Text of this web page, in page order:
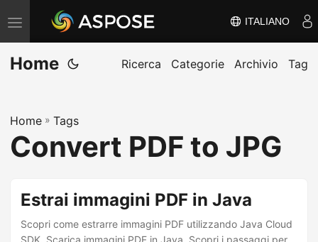
V
ä
x
n
a
ITALIANO
Home Ricerca Categorie Archivio Tag
Home » Tags
Convert PDF to JPG
Estrai immagini PDF in Java
Scopri come estrarre immagini PDF utilizzando Java Cloud
SDK. Scarica immagini PDF in Java. Scopri i passaggi per